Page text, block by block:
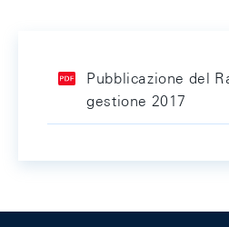
Pubblicazione del
gestione 2017